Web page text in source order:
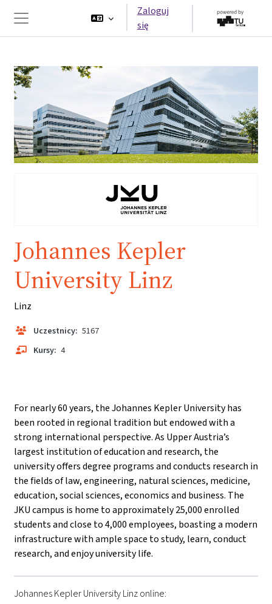
Przejdź do głównej zawartości
Panel boczny
Zaloguj
się
Johannes Kepler
University Linz
Linz
Uczestnicy: 5167
Kursy: 4
For nearly 60 years, the Johannes Kepler University has
been rooted in regional tradition but endowed with a
strong international perspective. As Upper Austria’s
largest institution of education and research, the
university offers degree programs and conducts research in
the fields of law, engineering, natural sciences, medicine,
education, social sciences, economics and business. The
JKU campus is home to approximately 25,000 enrolled
students and close to 4,000 employees, boasting a modern
infrastructure with ample space to study, learn, conduct
research, and enjoy university life.
Johannes Kepler University Linz online: